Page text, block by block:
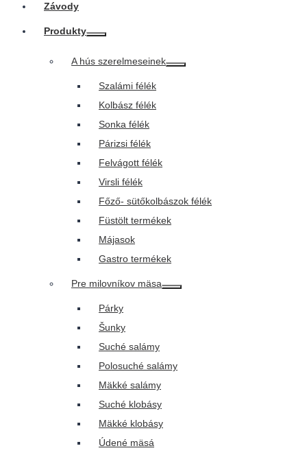
Závody
Produkty
Toggle
menu
A hús szerelmeseinek
Toggle
Szalámi félék
Kolbász félék
Sonka félék
Párizsi félék
Felvágott félék
Virsli félék
Főző- sütőkolbászok félék
Füstölt termékek
Májasok
Gastro termékek
Pre milovníkov mäsa
Toggle
Párky
Šunky
Suché salámy
Polosuché salámy
Mäkké salámy
Suché klobásy
Mäkké klobásy
Údené mäsá